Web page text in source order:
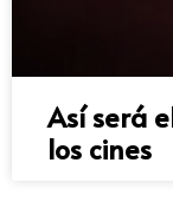
Así será
los cines